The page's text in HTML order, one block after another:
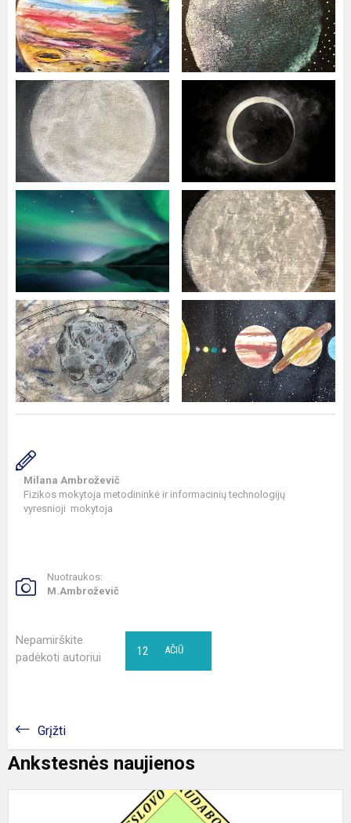
Milana Ambroževič
Fizikos mokytoja metodininkė ir informacinių technologijų
vyresnioji mokytoja
Nuotraukos:
M.Ambroževič
Nepamirškite
padėkoti autoriui
AČIŪ
12
Grįžti
Ankstesnės naujienos